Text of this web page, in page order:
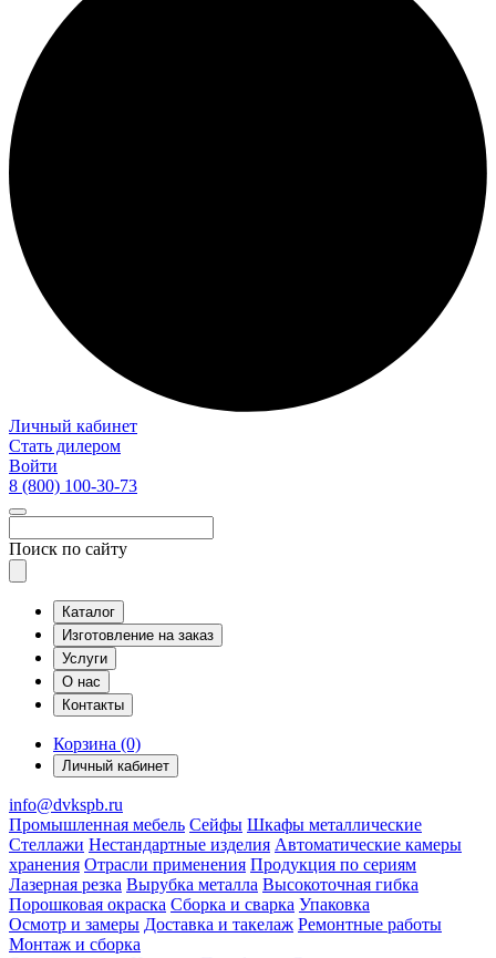
Личный кабинет
Стать дилером
Войти
8 (800) 100-30-73
Поиск по сайту
Каталог
Изготовление на заказ
Услуги
О нас
Контакты
Корзина (0)
Личный кабинет
info@dvkspb.ru
Промышленная мебель Сейфы Шкафы металлические
Стеллажи Нестандартные изделия Автоматические камеры
хранения Отрасли применения Продукция по сериям
Лазерная резка Вырубка металла Высокоточная гибка
Порошковая окраска Сборка и сварка Упаковка
Осмотр и замеры Доставка и такелаж Ремонтные работы
Монтаж и сборка